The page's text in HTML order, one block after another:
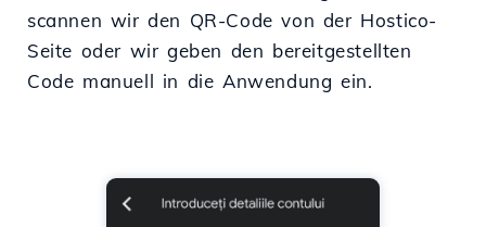
scannen wir den QR-Code von der Hostico-
Seite oder wir geben den bereitgestellten
Code manuell in die Anwendung ein.